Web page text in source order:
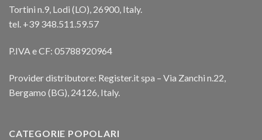
Tortini n.9, Lodi (LO), 26900, Italy.
tel. +39 348.511.59.57
P.IVA e CF: 05788920964
Provider distributore: Register.it spa – Via Zanchi n.22,
Bergamo (BG), 24126, Italy.
CATEGORIE POPOLARI